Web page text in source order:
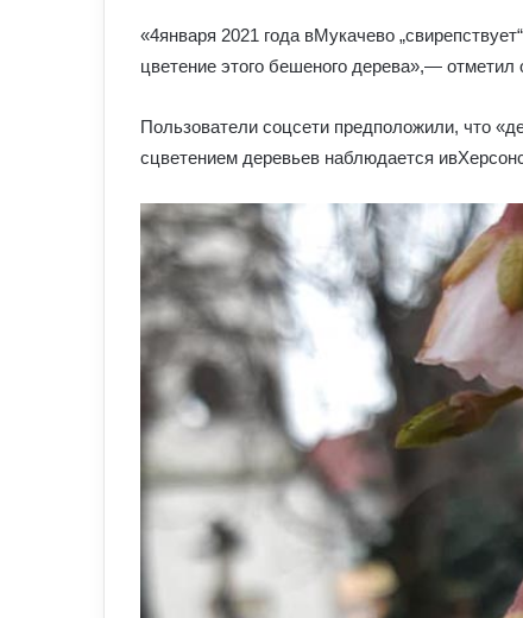
«4января 2021 года вМукачево
цветение этого бешеного дерева»,— отметил
Пользователи соцсети предположили, что
сцветением деревьев наблюдается